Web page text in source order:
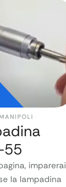
55
imparerai
la lampadina